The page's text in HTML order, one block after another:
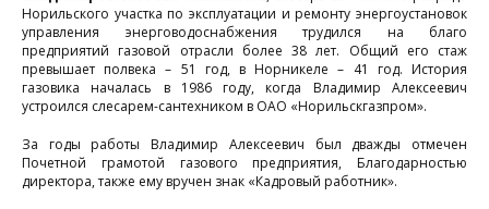
Норильского участка по эксплуатации и ремонту энергоустановок
управления энерговодоснабжения трудился на благо
предприятий газовой отрасли более 38 лет. Общий его стаж
превышает полвека – 51 год, в Норникеле – 41 год. История
газовика началась в 1986 году, когда Владимир Алексеевич
устроился слесарем-сантехником в ОАО «Норильскгазпром».
За годы работы Владимир Алексеевич был дважды отмечен
Почетной грамотой газового предприятия, Благодарностью
директора, также ему вручен знак «Кадровый работник».